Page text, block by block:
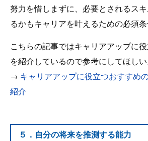
努力を惜しまずに、必要とされるス
るかもキャリアを叶えるための必須条
こちらの記事ではキャリアアップに
を紹介しているので参考にしてほしい
→ キャリアアップに役立つおすすめ
紹介
５．自分の将来を推測する能力